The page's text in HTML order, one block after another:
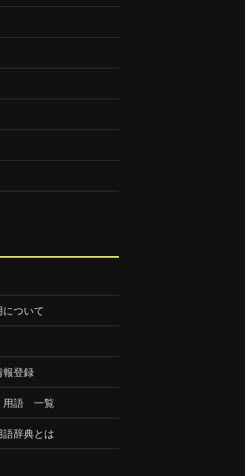
について
報登録
用語 一覧
語辞典とは